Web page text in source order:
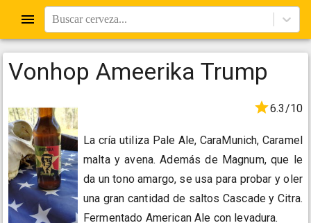
Buscar cerveza...
Vonhop Ameerika Trump
6.3/10
La cría utiliza Pale Ale, CaraMunich, Caramel
malta y avena. Además de Magnum, que le
da un tono amargo, se usa para probar y oler
una gran cantidad de saltos Cascade y Citra.
Fermentado American Ale con levadura.